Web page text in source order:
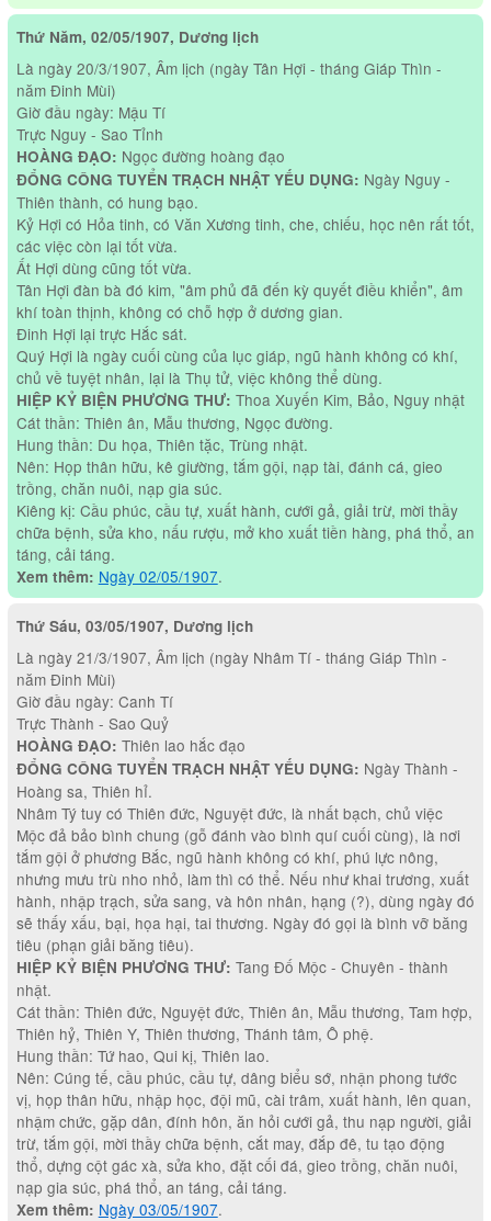
Thứ Năm, 02/05/1907, Dương lịch
Là ngày 20/3/1907, Âm lịch (ngày Tân Hợi - tháng Giáp Thìn -
năm Đinh Mùi)
Giờ đầu ngày: Mậu Tí
Trực Nguy - Sao Tỉnh
HOÀNG ĐẠO: Ngọc đường hoàng đạo
ĐỔNG CÔNG TUYỂN TRẠCH NHẬT YẾU DỤNG: Ngày Nguy -
Thiên thành, có hung bạo.
Kỷ Hợi có Hỏa tinh, có Văn Xương tinh, che, chiếu, học nên rất tốt,
các việc còn lại tốt vừa.
Ất Hợi dùng cũng tốt vừa.
Tân Hợi đàn bà đó kim, "âm phủ đã đến kỳ quyết điều khiển", âm
khí toàn thịnh, không có chỗ hợp ở dương gian.
Đinh Hợi lại trực Hắc sát.
Quý Hợi là ngày cuối cùng của lục giáp, ngũ hành không có khí,
chủ về tuyệt nhân, lại là Thụ tử, việc không thể dùng.
HIỆP KỶ BIỆN PHƯƠNG THƯ: Thoa Xuyến Kim, Bảo, Nguy nhật
Cát thần: Thiên ân, Mẫu thương, Ngọc đường.
Hung thần: Du họa, Thiên tặc, Trùng nhật.
Nên: Họp thân hữu, kê giường, tắm gội, nạp tài, đánh cá, gieo
trồng, chăn nuôi, nạp gia súc.
Kiêng kị: Cầu phúc, cầu tự, xuất hành, cưới gả, giải trừ, mời thầy
chữa bệnh, sửa kho, nấu rượu, mở kho xuất tiền hàng, phá thổ, an
táng, cải táng.
Xem thêm: Ngày 02/05/1907.
Thứ Sáu, 03/05/1907, Dương lịch
Là ngày 21/3/1907, Âm lịch (ngày Nhâm Tí - tháng Giáp Thìn -
năm Đinh Mùi)
Giờ đầu ngày: Canh Tí
Trực Thành - Sao Quỷ
HOÀNG ĐẠO: Thiên lao hắc đạo
ĐỔNG CÔNG TUYỂN TRẠCH NHẬT YẾU DỤNG: Ngày Thành -
Hoàng sa, Thiên hỉ.
Nhâm Tý tuy có Thiên đức, Nguyệt đức, là nhất bạch, chủ việc
Mộc đả bảo bình chung (gỗ đánh vào bình quí cuối cùng), là nơi
tắm gội ở phương Bắc, ngũ hành không có khí, phú lực nông,
nhưng mưu trù nho nhỏ, làm thì có thể. Nếu như khai trương, xuất
hành, nhập trạch, sửa sang, và hôn nhân, hạng (?), dùng ngày đó
sẽ thấy xấu, bại, họa hại, tai thương. Ngày đó gọi là bình vỡ băng
tiêu (phạn giải băng tiêu).
HIỆP KỶ BIỆN PHƯƠNG THƯ: Tang Đố Mộc - Chuyên - thành
nhật.
Cát thần: Thiên đức, Nguyệt đức, Thiên ân, Mẫu thương, Tam hợp,
Thiên hỷ, Thiên Y, Thiên thương, Thánh tâm, Ô phệ.
Hung thần: Tứ hao, Qui kị, Thiên lao.
Nên: Cúng tế, cầu phúc, cầu tự, dâng biểu sớ, nhận phong tước
vị, họp thân hữu, nhập học, đội mũ, cài trâm, xuất hành, lên quan,
nhậm chức, gặp dân, đính hôn, ăn hỏi cưới gả, thu nạp người, giải
trừ, tắm gội, mời thầy chữa bệnh, cắt may, đắp đê, tu tạo động
thổ, dựng cột gác xà, sửa kho, đặt cối đá, gieo trồng, chăn nuôi,
nạp gia súc, phá thổ, an táng, cải táng.
Xem thêm: Ngày 03/05/1907.